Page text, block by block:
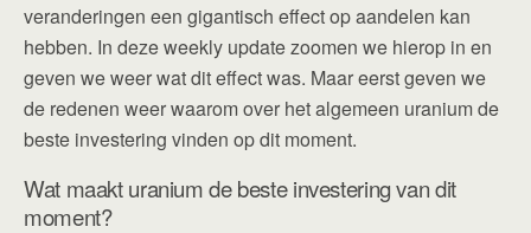
veranderingen een gigantisch effect op aandelen kan
hebben. In deze weekly update zoomen we hierop in en
geven we weer wat dit effect was. Maar eerst geven we
de redenen weer waarom over het algemeen uranium de
beste investering vinden op dit moment.
Wat maakt uranium de beste investering van dit
moment?